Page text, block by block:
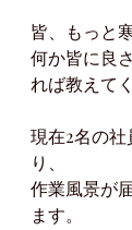
皆、もっと
何か皆に良
れば教えて
現在2名の
り、
作業風景が
ます。